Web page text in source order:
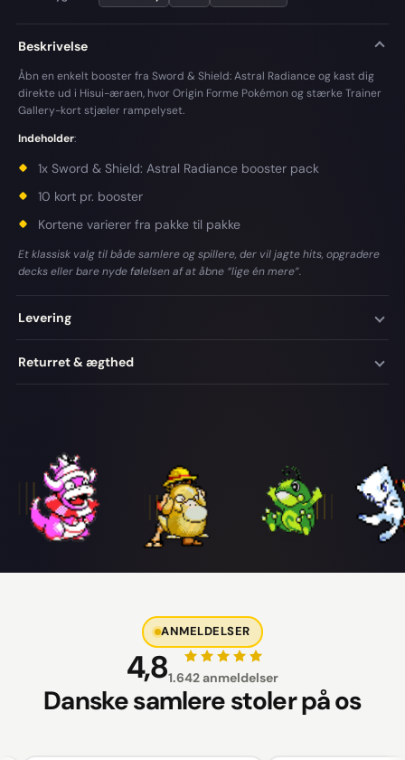
Beskrivelse
Åbn en enkelt booster fra Sword & Shield: Astral Radiance og kast dig
direkte ud i Hisui-æraen, hvor Origin Forme Pokémon og stærke Trainer
Gallery-kort stjæler rampelyset.
Indeholder:
1x Sword & Shield: Astral Radiance booster pack
10 kort pr. booster
Kortene varierer fra pakke til pakke
Et klassisk valg til både samlere og spillere, der vil jagte hits, opgradere
decks eller bare nyde følelsen af at åbne “lige én mere”.
Levering
Returret & ægthed
ANMELDELSER
4,81.642 anmeldelser
Danske samlere stoler på os